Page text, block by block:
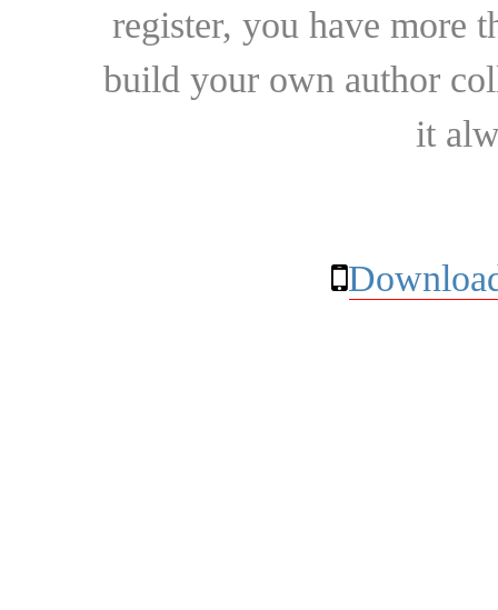
register, you have more
build your own author
it